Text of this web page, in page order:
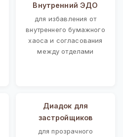
Внутренний ЭДО
для избавления от
внутреннего бумажного
хаоса и согласования
между отделами
Диадок для
застройщиков
для прозрачного